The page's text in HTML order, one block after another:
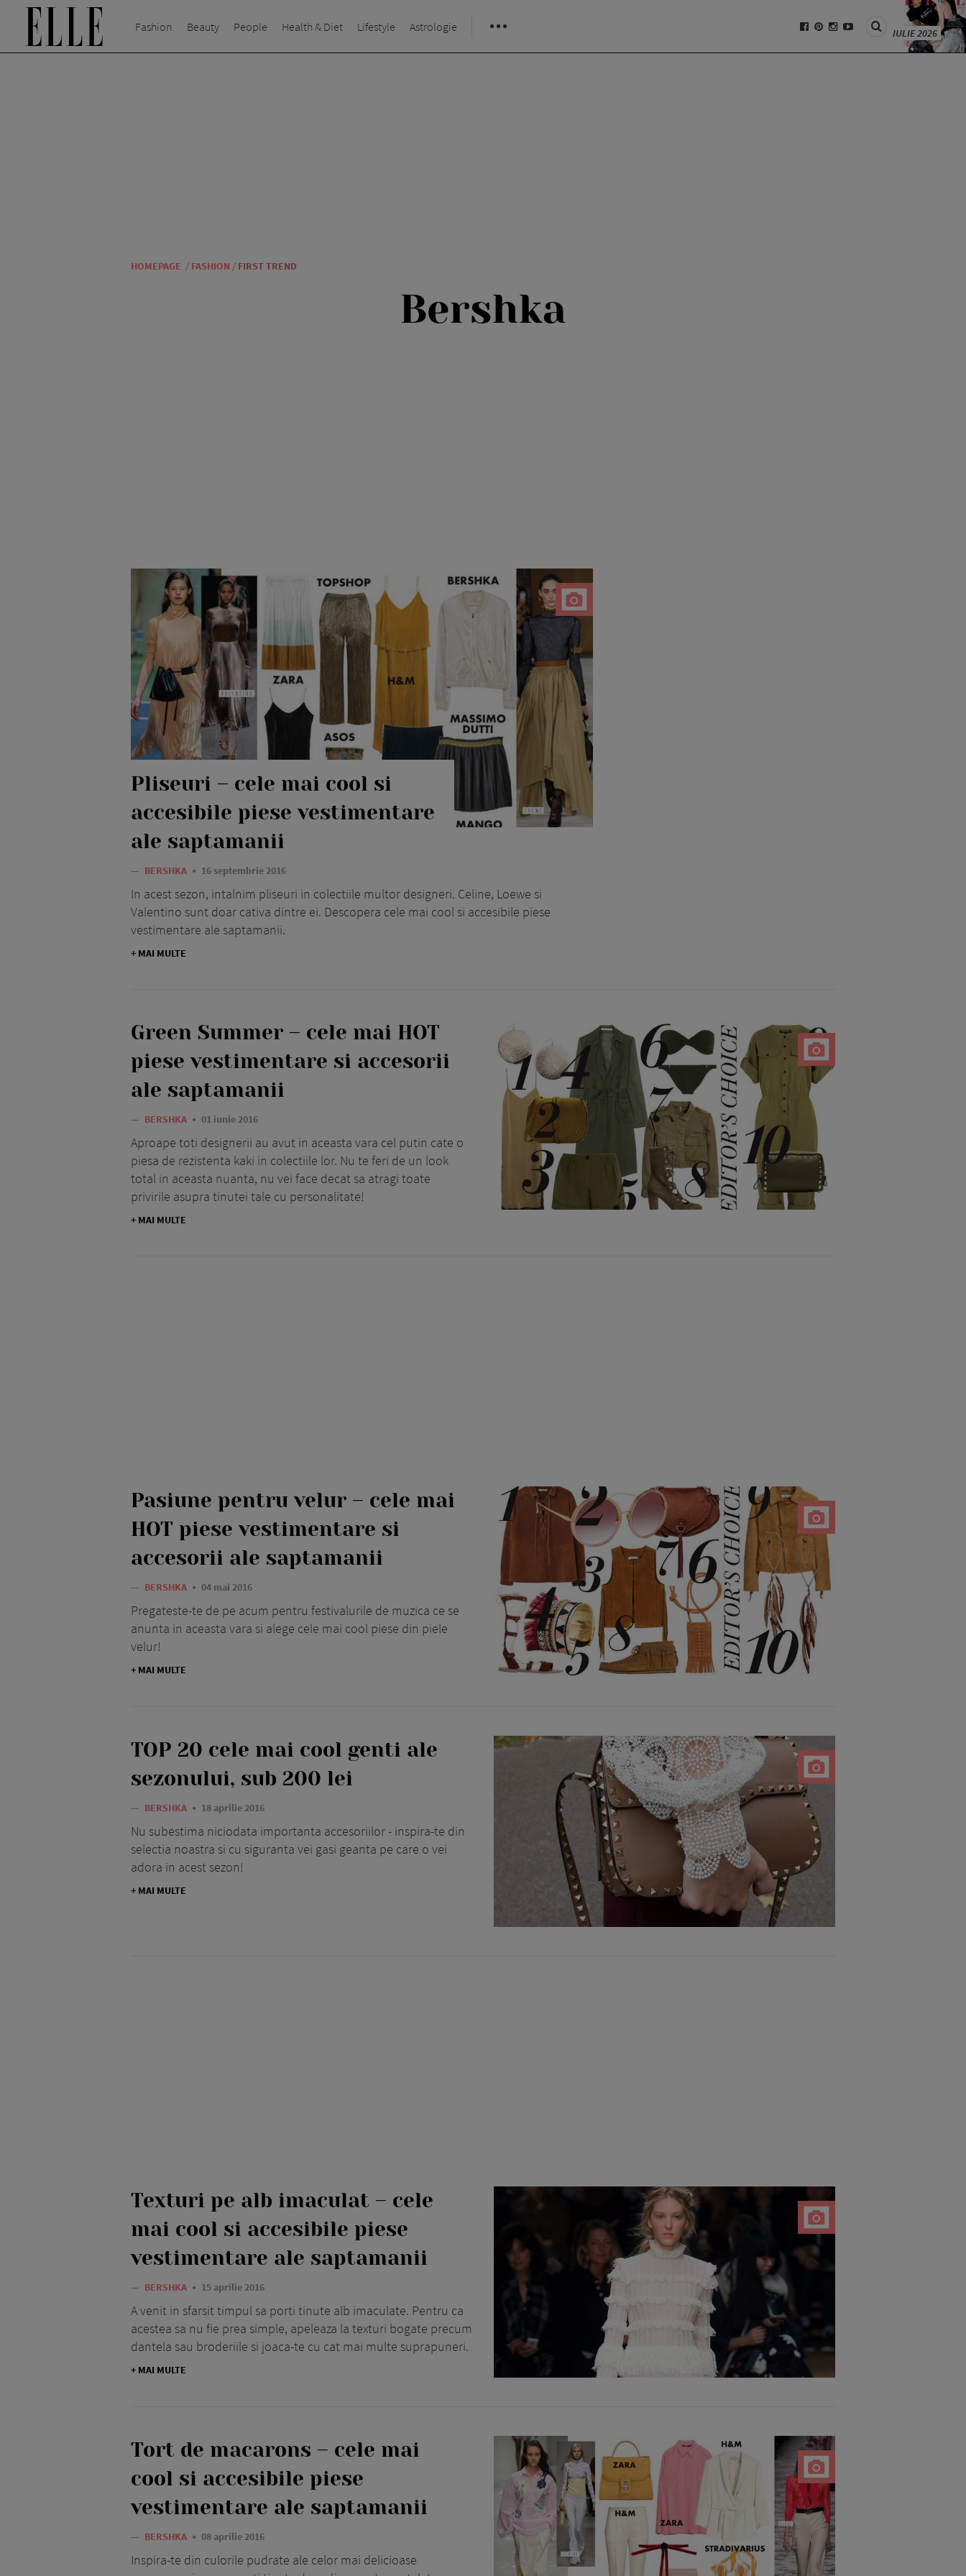
Fashion Beauty People Health & Diet Lifestyle Astrologie IULIE 2026
HOMEPAGE / FASHION / FIRST TREND
Bershka
Pliseuri – cele mai cool si
accesibile piese vestimentare
ale saptamanii
— BERSHKA 16 septembrie 2016
In acest sezon, intalnim pliseuri in colectiile multor designeri. Celine, Loewe si
Valentino sunt doar cativa dintre ei. Descopera cele mai cool si accesibile piese
vestimentare ale saptamanii.
+ MAI MULTE
Green Summer – cele mai HOT
piese vestimentare si accesorii
ale saptamanii
— BERSHKA 01 iunie 2016
Aproape toti designerii au avut in aceasta vara cel putin cate o
piesa de rezistenta kaki in colectiile lor. Nu te feri de un look
total in aceasta nuanta, nu vei face decat sa atragi toate
privirile asupra tinutei tale cu personalitate!
+ MAI MULTE
Pasiune pentru velur – cele mai
HOT piese vestimentare si
accesorii ale saptamanii
— BERSHKA 04 mai 2016
Pregateste-te de pe acum pentru festivalurile de muzica ce se
anunta in aceasta vara si alege cele mai cool piese din piele
velur!
+ MAI MULTE
TOP 20 cele mai cool genti ale
sezonului, sub 200 lei
— BERSHKA 18 aprilie 2016
Nu subestima niciodata importanta accesoriilor - inspira-te din
selectia noastra si cu siguranta vei gasi geanta pe care o vei
adora in acest sezon!
+ MAI MULTE
Texturi pe alb imaculat – cele
mai cool si accesibile piese
vestimentare ale saptamanii
— BERSHKA 15 aprilie 2016
A venit in sfarsit timpul sa porti tinute alb imaculate. Pentru ca
acestea sa nu fie prea simple, apeleaza la texturi bogate precum
dantela sau broderiile si joaca-te cu cat mai multe suprapuneri.
+ MAI MULTE
Tort de macarons – cele mai
cool si accesibile piese
vestimentare ale saptamanii
— BERSHKA 08 aprilie 2016
Inspira-te din culorile pudrate ale celor mai delicioase